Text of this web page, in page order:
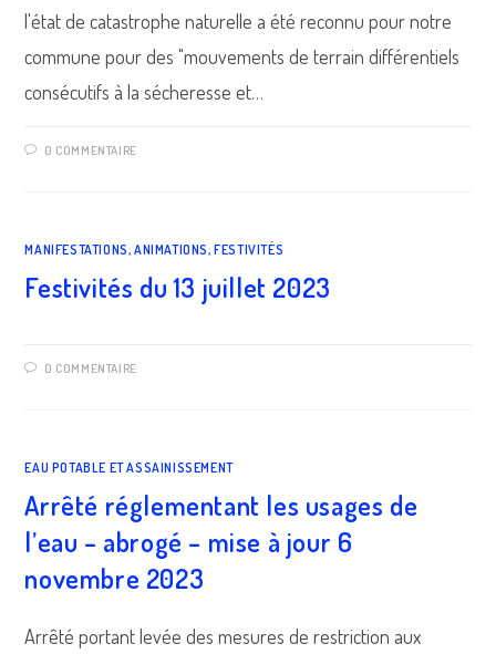
l'état de catastrophe naturelle a été reconnu pour notre
commune pour des "mouvements de terrain différentiels
consécutifs à la sécheresse et…
0 COMMENTAIRE
MANIFESTATIONS, ANIMATIONS, FESTIVITÉS
Festivités du 13 juillet 2023
0 COMMENTAIRE
EAU POTABLE ET ASSAINISSEMENT
Arrêté réglementant les usages de
l’eau – abrogé – mise à jour 6
novembre 2023
Arrêté portant levée des mesures de restriction aux